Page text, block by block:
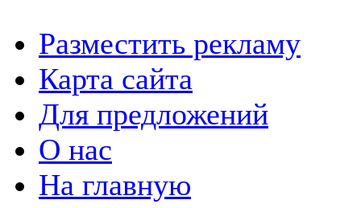
Разместить рекламу
Карта сайта
Для предложений
О нас
На главную